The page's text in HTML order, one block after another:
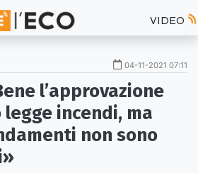
VIDEO
04-11-2021 07:11
l’approvazione
incendi, ma
non sono